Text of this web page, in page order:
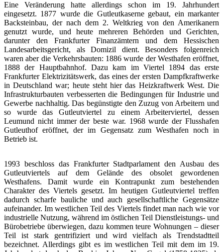
Eine Veränderung hatte allerdings schon im 19. Jahrhundert
eingesetzt. 1877 wurde die Gutleutkaserne gebaut, ein markanter
Backsteinbau, der nach dem 2. Weltkrieg von den Amerikanern
genutzt wurde, und heute mehreren Behörden und Gerichten,
darunter den Frankfurter Finanzämtern und dem Hessischen
Landesarbeitsgericht, als Domizil dient. Besonders folgenreich
waren aber die Verkehrsbauten: 1886 wurde der Westhafen eröffnet,
1888 der Hauptbahnhof. Dazu kam im Viertel 1894 das erste
Frankfurter Elektrizitätswerk, das eines der ersten Dampfkraftwerke
in Deutschland war; heute steht hier das Heizkraftwerk West. Die
Infrastrukturbauten verbesserten die Bedingungen für Industrie und
Gewerbe nachhaltig. Das begünstigte den Zuzug von Arbeitern und
so wurde das Gutleutviertel zu einem Arbeiterviertel, dessen
Leumund nicht immer der beste war. 1968 wurde der Flusshafen
Gutleuthof eröffnet, der im Gegensatz zum Westhafen noch in
Betrieb ist.
1993 beschloss das Frankfurter Stadtparlament den Ausbau des
Gutleutviertels auf dem Gelände des obsolet gewordenen
Westhafens. Damit wurde ein Kontrapunkt zum bestehenden
Charakter des Viertels gesetzt. Im heutigen Gutleutviertel treffen
dadurch scharfe bauliche und auch gesellschaftliche Gegensätze
aufeinander. Im westlichen Teil des Viertels findet man nach wie vor
industrielle Nutzung, während im östlichen Teil Dienstleistungs- und
Bürobetriebe überwiegen, dazu kommen teure Wohnungen – dieser
Teil ist stark gentrifiziert und wird vielfach als Trendstadtteil
bezeichnet. Allerdings gibt es im westlichen Teil mit dem im 19.